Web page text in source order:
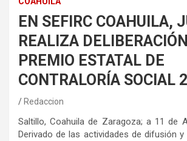
EN SEFIRC COAHUILA,
REALIZA
PREMIO ESTATAL DE
CONTRALORÍA SOCIAL
Redaccion
Saltillo, Coahuila de Zaragoza; a 11 de
Derivado de las actividades de difusión